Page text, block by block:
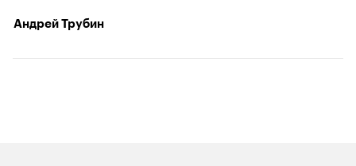
Андрей Трубин